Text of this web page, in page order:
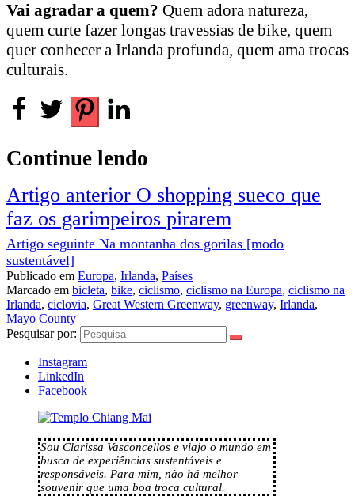
Vai agradar a quem? Quem adora natureza,
quem curte fazer longas travessias de bike, quem
quer conhecer a Irlanda profunda, quem ama trocas
culturais.
Continue lendo
Artigo anterior O shopping sueco que
faz os garimpeiros pirarem
Artigo seguinte Na montanha dos gorilas [modo
sustentável]
Publicado em Europa, Irlanda, Países
Marcado em bicleta, bike, ciclismo, ciclismo na Europa, ciclismo na
Irlanda, ciclovia, Great Western Greenway, greenway, Irlanda,
Mayo County
Pesquisar por:
Instagram
LinkedIn
Facebook
Sou Clarissa Vasconcellos e viajo o mundo em
busca de experiências sustentáveis e
responsáveis. Para mim, não há melhor
souvenir que uma boa troca cultural.